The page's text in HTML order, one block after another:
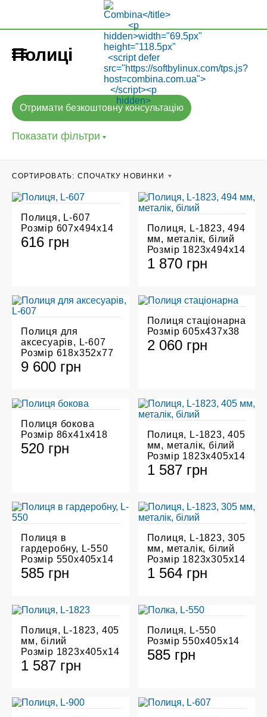
Полиці
Отримати безкоштовну консультацію
Показати фільтри
CОРТИРОВАТЬ: СПОЧАТКУ НОВИНКИ
Полиця, L-607
Розмір 607х494х14
616 грн
Полиця, L-1823, 494
мм, металік, білий
Розмір 1823х494х14
1 870 грн
Полиця для
аксесуарів, L-607
Розмір 618х352х77
9 600 грн
Полиця стаціонарна
Розмір 605х437х38
2 060 грн
Полиця бокова
Розмір 86х41х418
520 грн
Полиця, L-1823, 405
мм, металік, білий
Розмір 1823х405х14
1 587 грн
Полиця в
гардеробну, L-550
Розмір 550х405х14
585 грн
Полиця, L-1823, 305
мм, металік, білий
Розмір 1823х305х14
1 564 грн
Полиця, L-1823, 405
мм, білий
Розмір 1823х405х14
1 587 грн
Полиця, L-550
Розмір 550х405х14
585 грн